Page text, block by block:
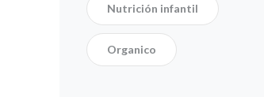
Nutrición infantil
Organico